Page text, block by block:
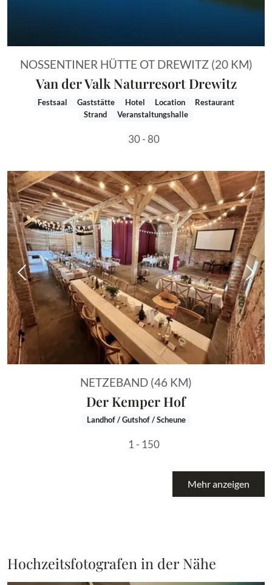
NOSSENTINER HÜTTE OT DREWITZ (20 KM)
Van der Valk Naturresort Drewitz
Festsaal Gaststätte Hotel Location
Restaurant
Strand
Veranstaltungshalle
30 - 80
Vorheriges Bild
NETZEBAND (46 KM)
Der Kemper Hof
Landhof / Gutshof / Scheune
1 - 150
Mehr anzeigen
Hochzeitsfotografen in der Nähe